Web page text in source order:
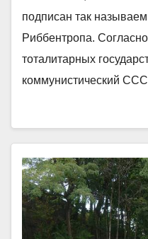
подписан так
Риббентропа.
тоталитарных
коммунистический